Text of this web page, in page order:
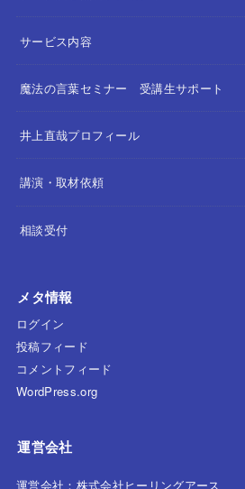
サービス内容
魔法の言葉セミナー 受講生サポート
井上直哉プロフィール
講演・取材依頼
相談受付
メタ情報
ログイン
投稿フィード
コメントフィード
WordPress.org
運営会社
運営会社：株式会社ヒーリングアース